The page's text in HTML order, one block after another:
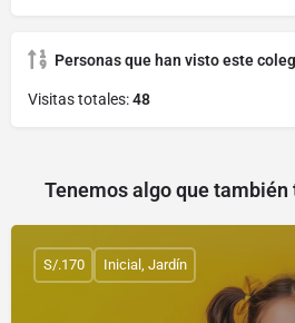
Personas que han visto este
Visitas totales:48
Tenemos algo que
S/.170 Inicial, Jardín